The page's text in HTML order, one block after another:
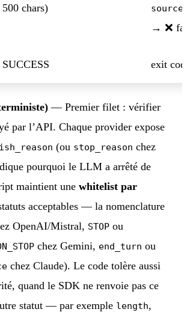
500 chars)
→ ❌
SUCCESS exit
— Premier filet : vérifier
par l’API. Chaque provider expose
(ou stop_reason chez
pourquoi le LLM a arrêté de
maintient une whitelist par
acceptables — la nomenclature
OpenAI/Mistral, STOP ou
chez Gemini, end_turn ou
chez Claude). Le code tolère aussi
quand le SDK ne renvoie pas ce
statut — par exemple length,